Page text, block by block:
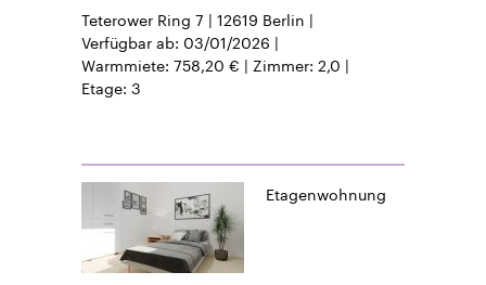
Teterower Ring 7 12619 Berlin
Verfügbar ab 03/01/2026
Warmmiete 758,20 € Zimmer 2,0
Etage 3
Etagenwohnung